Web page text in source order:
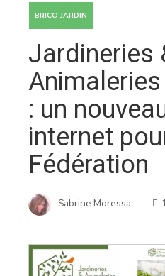
BRICO JARDIN
Jardineries
: un
internet
Fédération
Sabrine Moressa